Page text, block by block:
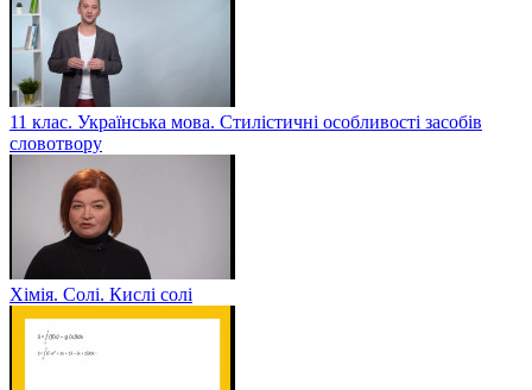
11 клас. Українська мова. Стилістичні особливості засобів
словотвору
Хімія. Солі. Кислі солі